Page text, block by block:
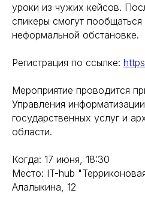
уроки из чужих кейсов.
спикеры смогут
неформальной обстановке.
Регистрация по ссылке:
Мероприятие проводится
Управления
государственных услуг и
области.
Когда: 17 июня, 18:30
Место: IT-hub
Алалыкина, 12